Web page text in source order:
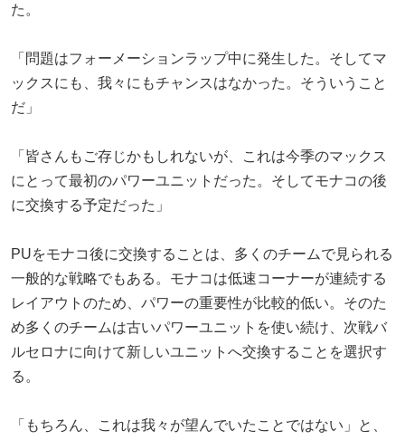
た。
「問題はフォーメーションラップ中に発生した。そしてマ
ックスにも、我々にもチャンスはなかった。そういうこと
だ」
「皆さんもご存じかもしれないが、これは今季のマックス
にとって最初のパワーユニットだった。そしてモナコの後
に交換する予定だった」
PUをモナコ後に交換することは、多くのチームで見られる
一般的な戦略でもある。モナコは低速コーナーが連続する
レイアウトのため、パワーの重要性が比較的低い。そのた
め多くのチームは古いパワーユニットを使い続け、次戦バ
ルセロナに向けて新しいユニットへ交換することを選択す
る。
「もちろん、これは我々が望んでいたことではない」と、